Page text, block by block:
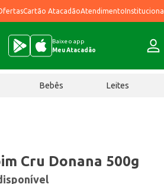
Cartão AtacadãoAtendimentoInstitucional
Baixe o app
Meu Atacadão
Bebês Leites
Cru Donana 500g